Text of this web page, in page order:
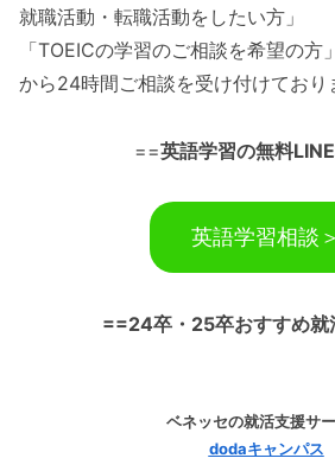
就職活動・転職活動をしたい方」
「TOEICの学習のご相談を希望の方
から24時間ご相談を受け付けており
==英語学習の無料
英語学習相談＞
==24卒・25卒おすすめ就
ベネッセの就活支援サ
dodaキャンパス